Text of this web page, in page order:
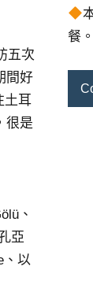
五次
間好
土耳
很是
、
亞
、以
餐。